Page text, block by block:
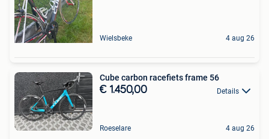
Wielsbeke 4 aug 26
Cube carbon racefiets frame 56
€ 1.450,00 Details
Roeselare 4 aug 26